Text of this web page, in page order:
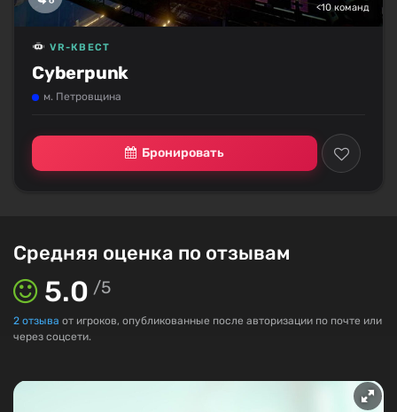
<10 команд
Cyberpunk
VR-КВЕСТ
м. Петровщина
Бронировать
Средняя оценка по отзывам
5.0 /5
2 отзыва от игроков, опубликованные после авторизации по почте или
через соцсети.